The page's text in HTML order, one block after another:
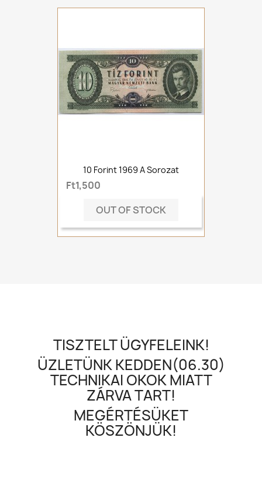
10 Forint 1969 A Sorozat
Ft1,500
OUT OF STOCK
TISZTELT ÜGYFELEINK!
ÜZLETÜNK KEDDEN(06.30)
TECHNIKAI OKOK MIATT
ZÁRVA TART!
MEGÉRTÉSÜKET
KÖSZÖNJÜK!